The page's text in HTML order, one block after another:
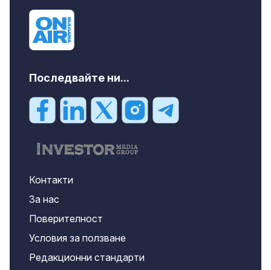
Последвайте ни...
Контакти
За нас
Поверителност
Условия за ползване
Редакционни стандарти